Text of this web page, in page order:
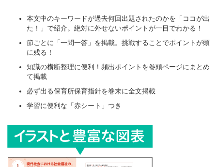
本文中のキーワードが過去何回出題されたのかを「ココが出
た！」で紹介。絶対に外せないポイントが一目でわかる！
節ごとに「一問一答」を掲載。挑戦することでポイントが頭
に残る！
知識の横断整理に便利！頻出ポイントを巻頭ページにまとめ
て掲載
必ず出る保育所保育指針を巻末に全文掲載
学習に便利な「赤シート」つき